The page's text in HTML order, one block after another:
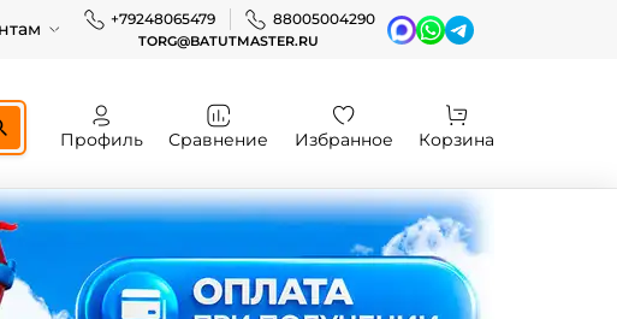
+79248065479 88005004290
TORG@BATUTMASTER.RU
Профиль Сравнение Избранное Корзина